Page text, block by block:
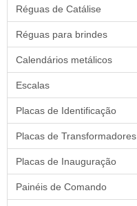
Réguas de Catálise
Réguas para brindes
Calendários metálicos
Escalas
Placas de Identificação
Placas de Transformadores
Placas de Inauguração
Painéis de Comando